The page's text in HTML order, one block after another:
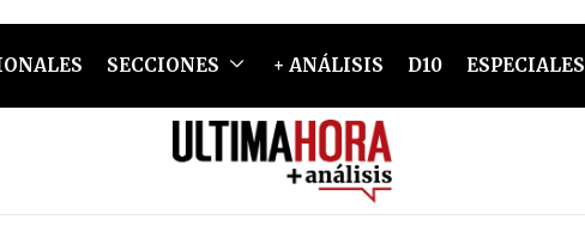
SECCIONES + ANÁLISIS D10 ESPECIALES